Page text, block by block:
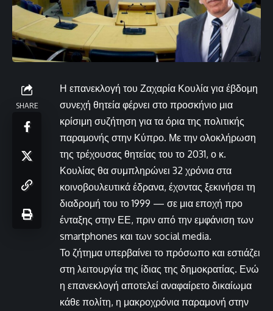
SHARE
Η επανεκλογή του Ζαχαρία Κουλία για έβδομη
συνεχή θητεία φέρνει στο προσκήνιο μια
κρίσιμη συζήτηση για τα όρια της πολιτικής
παραμονής στην Κύπρο. Με την ολοκλήρωση
της τρέχουσας θητείας του το 2031, ο κ.
Κουλίας θα συμπληρώνει 32 χρόνια στα
κοινοβουλευτικά έδρανα, έχοντας ξεκινήσει τη
διαδρομή του το 1999 — σε μια εποχή προ
ένταξης στην ΕΕ, πριν από την εμφάνιση των
smartphones και των social media.
Το ζήτημα υπερβαίνει το πρόσωπο και εστιάζει
στη λειτουργία της ίδιας της δημοκρατίας. Ενώ
η επανεκλογή αποτελεί αναφαίρετο δικαίωμα
κάθε πολίτη, η μακροχρόνια παραμονή στην